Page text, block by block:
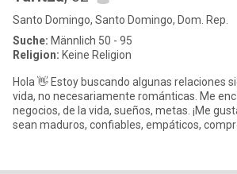
Santo Domingo, Santo Domingo, Dom. Rep.
Suche: Männlich 50 - 95
Religion: Keine Religion
Hola 👋 Estoy buscando algunas relaciones significativas en la
vida, no necesariamente románticas. Me
negocios, de la vida, sueños, metas. ¡Me
sean maduros, confiables, empáticos,